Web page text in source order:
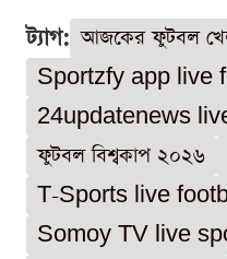
ট্যাগ: আজকের ফুটবল
Sportzfy app live
24updatenews
ফুটবল বিশ্বকাপ ২০২৬
T-Sports live
Somoy TV live